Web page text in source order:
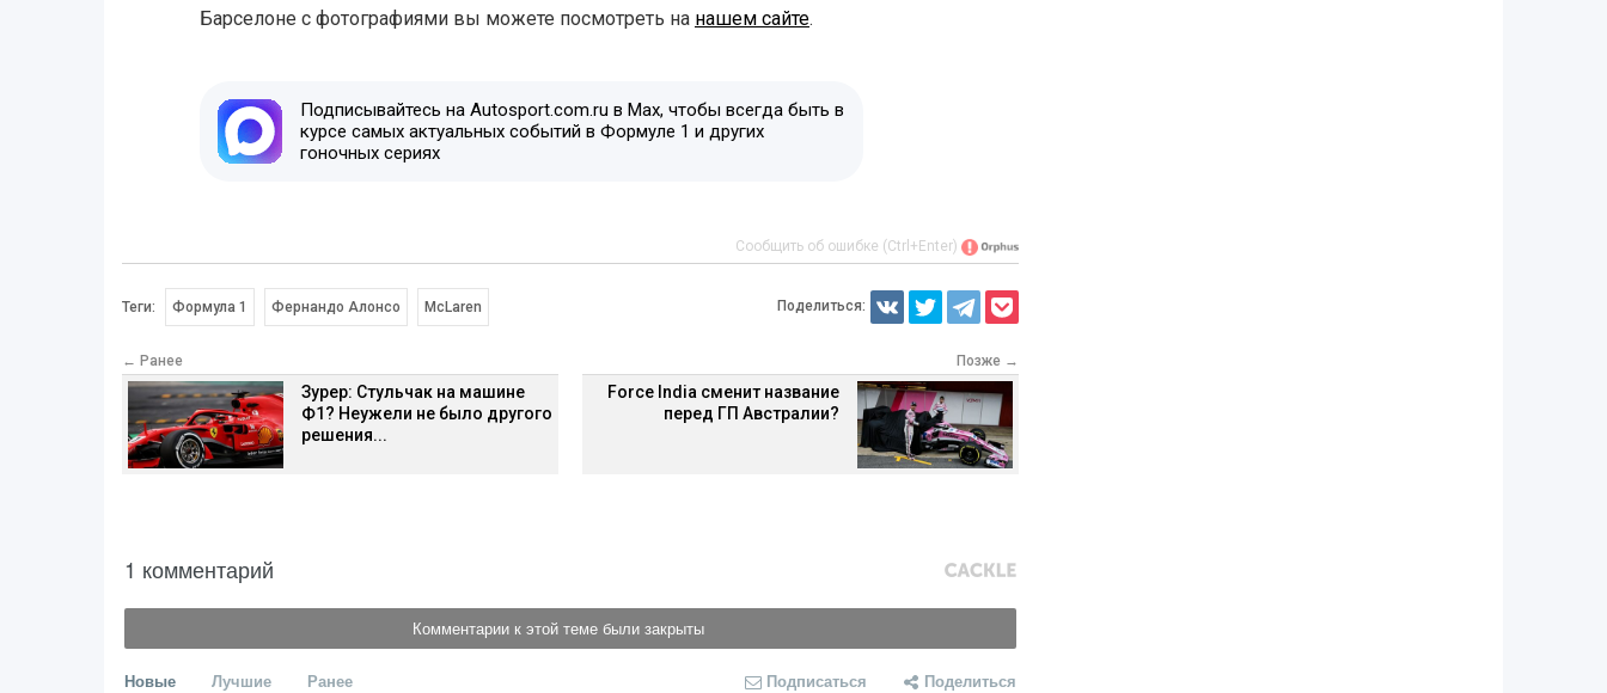
Барселоне с фотографиями вы можете посмотреть на нашем сайте.
Подписывайтесь на Autosport.com.ru в Max, чтобы всегда быть в
курсе самых актуальных событий в Формуле 1 и других
гоночных сериях
Сообщить об ошибке (Ctrl+Enter)
Теги: Формула 1 Фернандо Алонсо McLaren Поделиться:
← Ранее
Зурер: Стульчак на машине
Ф1? Неужели не было другого
решения...
Позже →
Force India сменит название
перед ГП Австралии?
1 комментарий
Комментарии к этой теме были закрыты
Новые Лучшие Ранее Подписаться Поделиться